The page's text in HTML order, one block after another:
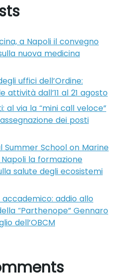
a Napoli il convegno
nuova medicina
uffici dell’Ordine:
attività dall’11 al 21 agosto
al via la “mini call veloce”
dei posti
School on Marine
la formazione
salute degli ecosistemi
addio allo
“Parthenope” Gennaro
dell’OBCM